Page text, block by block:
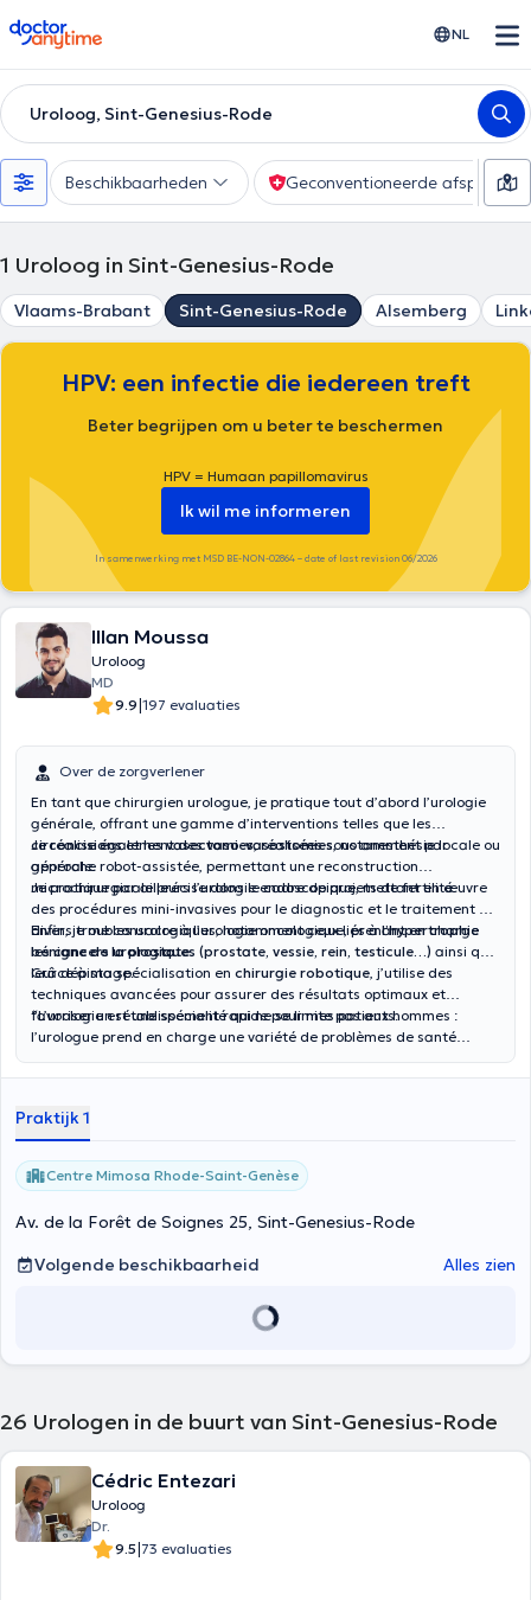
doctoranytime NL
Uroloog, Sint-Genesius-Rode
Beschikbaarheden Geconventioneerde afspraak
1 Uroloog in Sint-Genesius-Rode
Vlaams-Brabant Sint-Genesius-Rode Alsemberg
HPV: een infectie die iedereen treft
Beter begrijpen om u beter te beschermen
HPV = Humaan papillomavirus
Ik wil me informeren
In samenwerking met MSD BE-NON-02864 – date of last revision 06/2026
Illan Moussa
Uroloog
MD
9.9|197 evaluaties
Over de zorgverlener
En tant que chirurgien urologue, je pratique tout d’abord l’urologie
générale, offrant une gamme d’interventions telles que les
circoncisionset lesvasectomies, réalisées sous anesthésie locale ou
générale.
Je réalise également desvaso-vasostomies, notamment par
approche robot-assistée, permettant une reconstruction
microchirurgicale précise dans le cadre de projets de fertilité.
Je pratique par ailleurs l’urologie endoscopique, mettant en œuvre
des procédures mini-invasives pour le diagnostic et le traitement de
divers troubles urologiques, notamment ceux liés àl’hypertrophie
bénigne de la prostate.
Enfin, je me consacre à l’urologie oncologique, prenant en charge
lescancers urologiques (prostate, vessie, rein, testicule…) ainsi que
leur dépistage.
Grâce à ma spécialisation en chirurgie robotique, j’utilise des
techniques avancées pour assurer des résultats optimaux et
favoriser un rétablissement rapide pour mes patients.
“L’urologie est une spécialité qui ne se limite pas aux hommes :
l’urologue prend en charge une variété de problèmes de santé
complets pour garantir le bien-être de tous.”
Praktijk 1
Centre Mimosa Rhode-Saint-Genèse
Av. de la Forêt de Soignes 25, Sint-Genesius-Rode
Volgende beschikbaarheid
Alles zien
26 Urologen in de buurt van Sint-Genesius-Rode
Cédric Entezari
Uroloog
Dr.
9.5|73 evaluaties